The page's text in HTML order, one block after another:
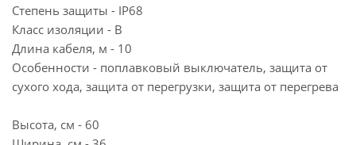
Степень защиты - IP68
Класс изоляции - B
Длина кабеля, м - 10
Особенности - поплавковый выключатель, защита от
сухого хода, защита от перегрузки, защита от перегрева
Высота, см - 60